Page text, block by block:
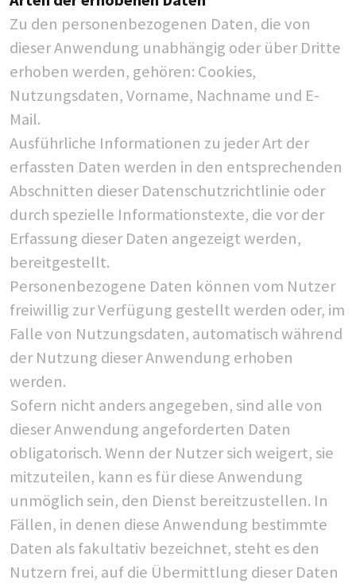
Zu den personenbezogenen Daten, die von
dieser Anwendung unabhängig oder über Dritte
erhoben werden, gehören: Cookies,
Nutzungsdaten, Vorname, Nachname und E-
Mail.
Ausführliche Informationen zu jeder Art der
erfassten Daten werden in den entsprechenden
Abschnitten dieser Datenschutzrichtlinie oder
durch spezielle Informationstexte, die vor der
Erfassung dieser Daten angezeigt werden,
bereitgestellt.
Personenbezogene Daten können vom Nutzer
freiwillig zur Verfügung gestellt werden oder, im
Falle von Nutzungsdaten, automatisch während
der Nutzung dieser Anwendung erhoben
werden.
Sofern nicht anders angegeben, sind alle von
dieser Anwendung angeforderten Daten
obligatorisch. Wenn der Nutzer sich weigert, sie
mitzuteilen, kann es für diese Anwendung
unmöglich sein, den Dienst bereitzustellen. In
Fällen, in denen diese Anwendung bestimmte
Daten als fakultativ bezeichnet, steht es den
Nutzern frei, auf die Übermittlung dieser Daten